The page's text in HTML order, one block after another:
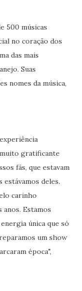
500 músicas
no coração dos
das mais
Suas
nomes da música,
gratificante
fãs, que estavam
estávamos deles.
carinho
Estamos
única que só
um show
época",